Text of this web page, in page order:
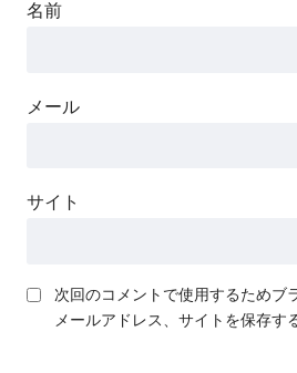
名前
メール
サイト
次回のコメントで使用するためブ
メールアドレス、サイトを保存す